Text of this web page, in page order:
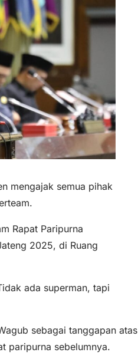
mengajak semua pihak
Rapat Paripurna
2025, di Ruang
ada superman, tapi
sebagai tanggapan atas
paripurna sebelumnya.